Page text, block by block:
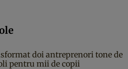
doi antreprenori tone de
pentru mii de copii